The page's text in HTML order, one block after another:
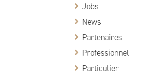
Jobs
News
Partenaires
Professionnel
Particulier